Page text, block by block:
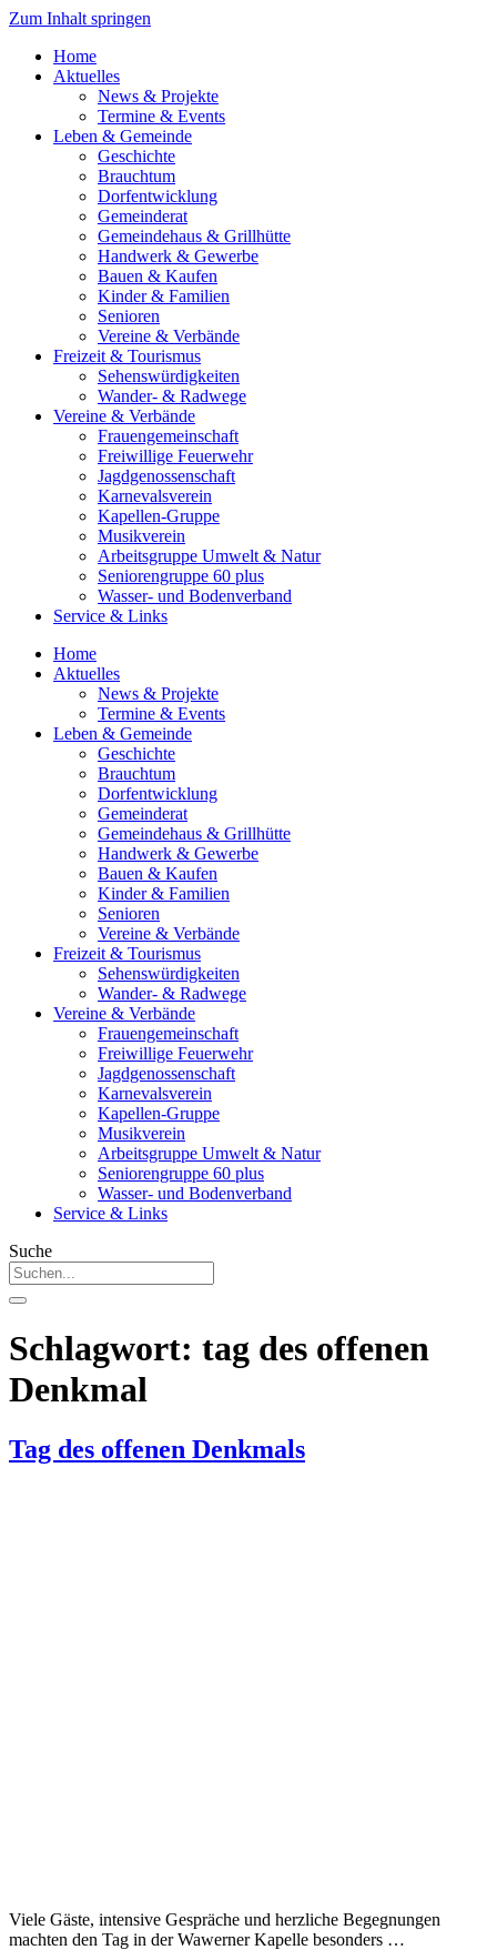
Zum Inhalt springen
Home
Aktuelles
News & Projekte
Termine & Events
Leben & Gemeinde
Geschichte
Brauchtum
Dorfentwicklung
Gemeinderat
Gemeindehaus & Grillhütte
Handwerk & Gewerbe
Bauen & Kaufen
Kinder & Familien
Senioren
Vereine & Verbände
Freizeit & Tourismus
Sehenswürdigkeiten
Wander- & Radwege
Vereine & Verbände
Frauengemeinschaft
Freiwillige Feuerwehr
Jagdgenossenschaft
Karnevalsverein
Kapellen-Gruppe
Musikverein
Arbeitsgruppe Umwelt & Natur
Seniorengruppe 60 plus
Wasser- und Bodenverband
Service & Links
Home
Aktuelles
News & Projekte
Termine & Events
Leben & Gemeinde
Geschichte
Brauchtum
Dorfentwicklung
Gemeinderat
Gemeindehaus & Grillhütte
Handwerk & Gewerbe
Bauen & Kaufen
Kinder & Familien
Senioren
Vereine & Verbände
Freizeit & Tourismus
Sehenswürdigkeiten
Wander- & Radwege
Vereine & Verbände
Frauengemeinschaft
Freiwillige Feuerwehr
Jagdgenossenschaft
Karnevalsverein
Kapellen-Gruppe
Musikverein
Arbeitsgruppe Umwelt & Natur
Seniorengruppe 60 plus
Wasser- und Bodenverband
Service & Links
Suche
Schlagwort: tag des offenen
Denkmal
Tag des offenen Denkmals
Viele Gäste, intensive Gespräche und herzliche Begegnungen
machten den Tag in der Wawerner Kapelle besonders …